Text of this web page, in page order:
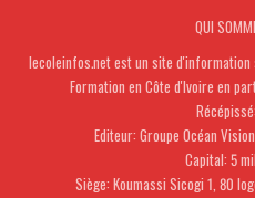
QUI
lecoleinfos.net est un site
Formation en Côte d'Ivoire en
Editeur: Groupe Océan
Capital: 5
Siège: Koumassi Sicogi 1, 80